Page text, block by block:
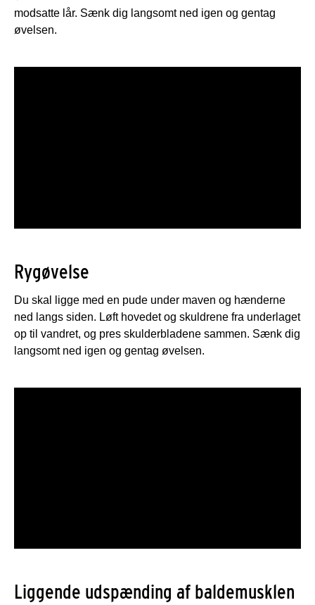
modsatte lår. Sænk dig langsomt ned igen og gentag
øvelsen.
Rygøvelse
Du skal ligge med en pude under maven og hænderne
ned langs siden. Løft hovedet og skuldrene fra underlaget
op til vandret, og pres skulderbladene sammen. Sænk dig
langsomt ned igen og gentag øvelsen.
Liggende udspænding af baldemusklen